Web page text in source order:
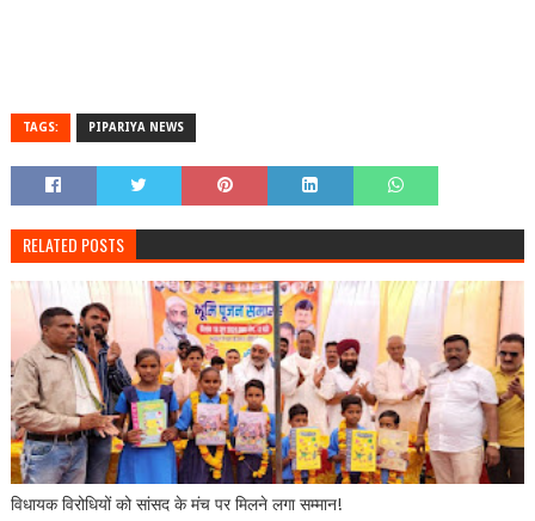
TAGS: PIPARIYA NEWS
RELATED POSTS
विधायक विरोधियों को सांसद के मंच पर मिलने लगा सम्मान!